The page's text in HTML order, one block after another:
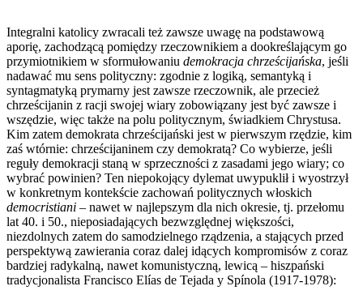
Integralni katolicy zwracali też zawsze uwagę na podstawową
aporię, zachodzącą pomiędzy rzeczownikiem a dookreślającym go
przymiotnikiem w sformułowaniu demokracja chrześcijańska, jeśli
nadawać mu sens polityczny: zgodnie z logiką, semantyką i
syntagmatyką prymarny jest zawsze rzeczownik, ale przecież
chrześcijanin z racji swojej wiary zobowiązany jest być zawsze i
wszędzie, więc także na polu politycznym, świadkiem Chrystusa.
Kim zatem demokrata chrześcijański jest w pierwszym rzędzie, kim
zaś wtórnie: chrześcijaninem czy demokratą? Co wybierze, jeśli
reguły demokracji staną w sprzeczności z zasadami jego wiary; co
wybrać powinien? Ten niepokojący dylemat uwypuklił i wyostrzył
w konkretnym kontekście zachowań politycznych włoskich
democristiani – nawet w najlepszym dla nich okresie, tj. przełomu
lat 40. i 50., nieposiadających bezwzględnej większości,
niezdolnych zatem do samodzielnego rządzenia, a stających przed
perspektywą zawierania coraz dalej idących kompromisów z coraz
bardziej radykalną, nawet komunistyczną, lewicą – hiszpański
tradycjonalista Francisco Elías de Tejada y Spínola (1917-1978):